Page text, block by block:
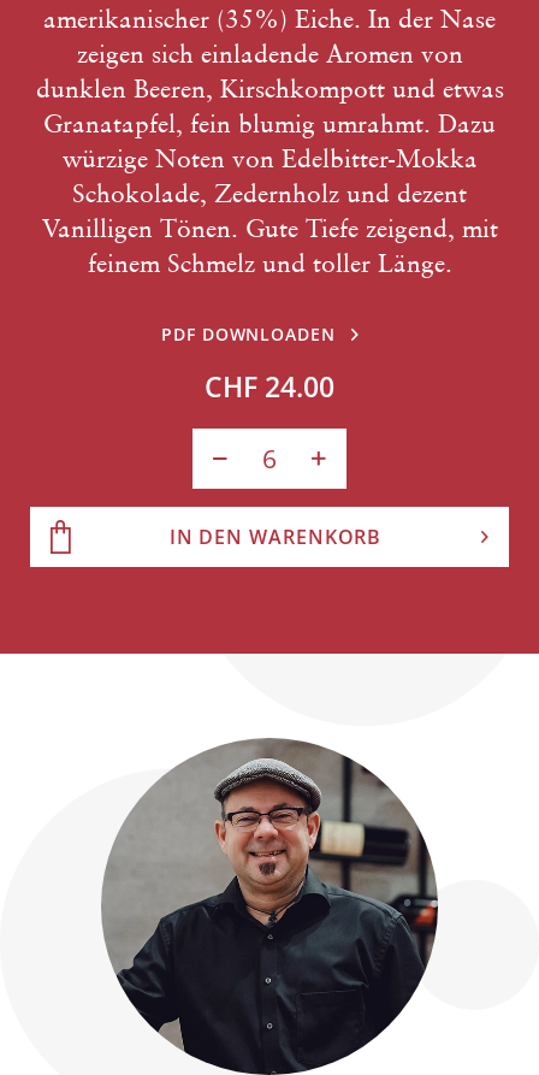
amerikanischer (35%) Eiche. In der Nase
zeigen sich einladende Aromen von
dunklen Beeren, Kirschkompott und etwas
Granatapfel, fein blumig umrahmt. Dazu
würzige Noten von Edelbitter-Mokka
Schokolade, Zedernholz und dezent
Vanilligen Tönen. Gute Tiefe zeigend, mit
feinem Schmelz und toller Länge.
PDF DOWNLOADEN
CHF 24.00
IN DEN WARENKORB